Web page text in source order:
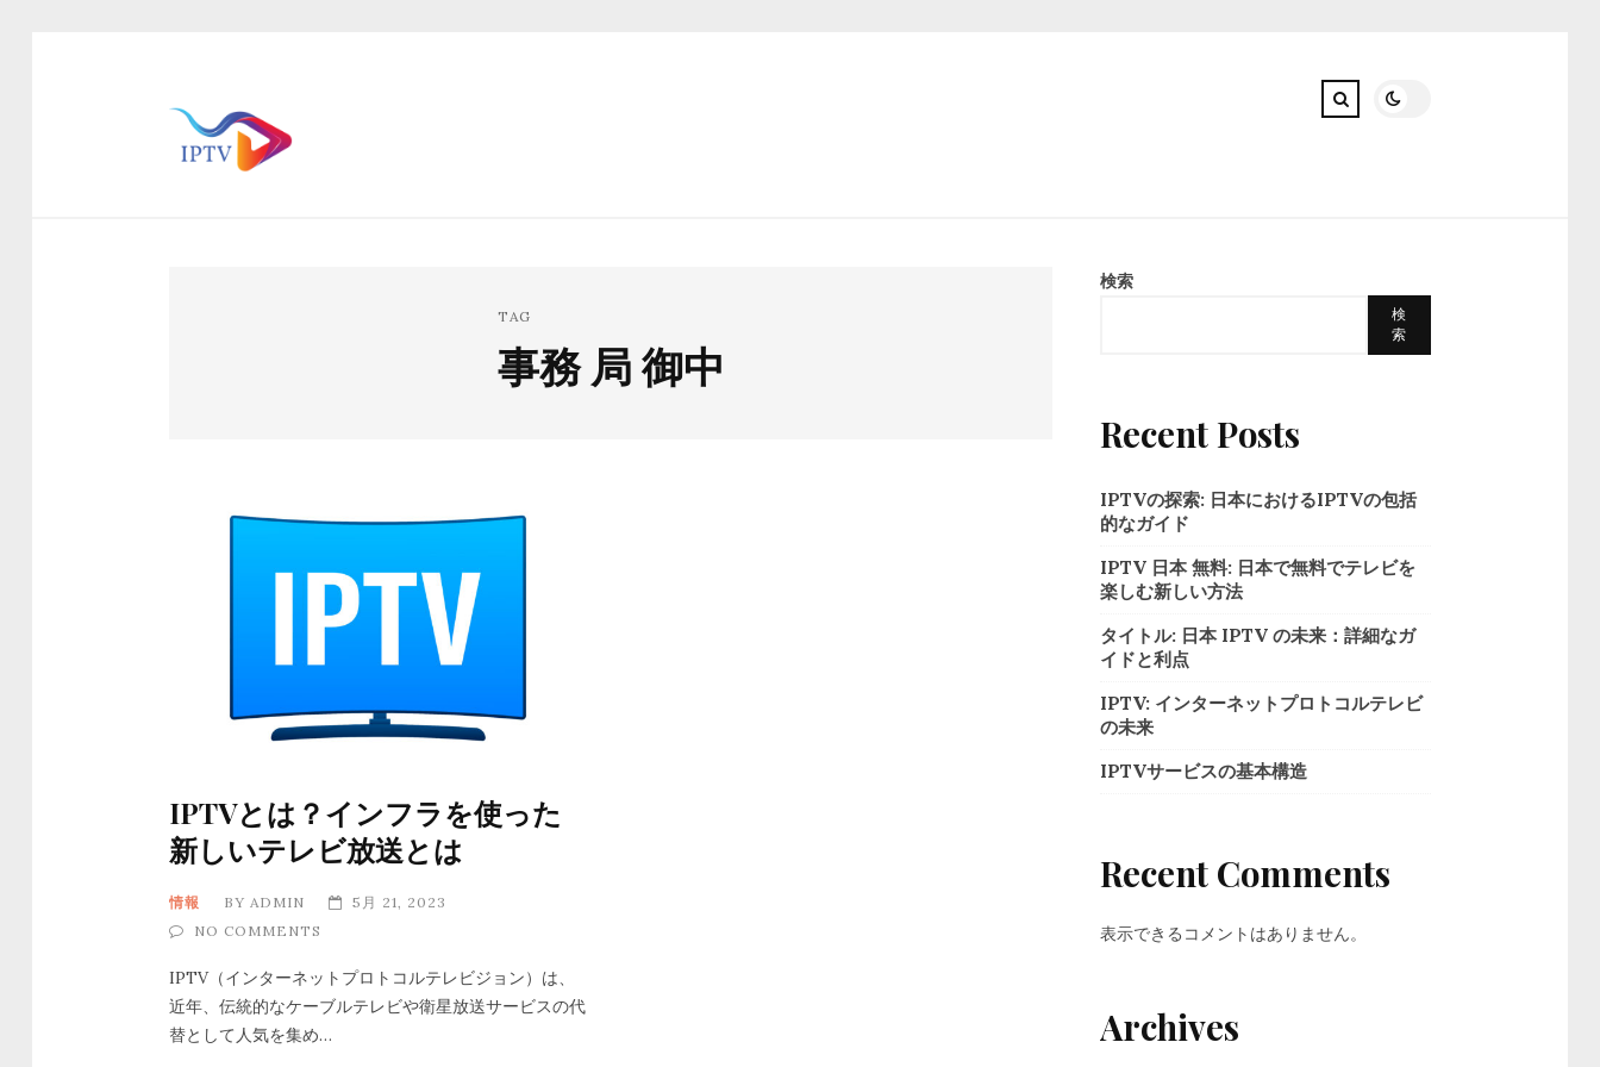
TAG
事務 局 御中
IPTVとは？インフラを使った
新しいテレビ放送とは
情報 BY ADMIN
5月 21, 2023
NO COMMENTS
IPTV（インターネットプロトコルテレビジョン）は、
近年、伝統的なケーブルテレビや衛星放送サービスの代
替として人気を集め…
検索
検
索
Recent Posts
IPTVの探索: 日本におけるIPTVの包括
的なガイド
IPTV 日本 無料: 日本で無料でテレビを
楽しむ新しい方法
タイトル: 日本 IPTV の未来：詳細なガ
イドと利点
IPTV: インターネットプロトコルテレビ
の未来
IPTVサービスの基本構造
Recent Comments
表示できるコメントはありません。
Archives